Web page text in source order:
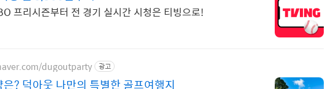
프리시즌부터 전 경기 실시간 시청은 티빙으로!
dugoutparty 광고
? 덕아웃 나만의 특별한 골프여행지